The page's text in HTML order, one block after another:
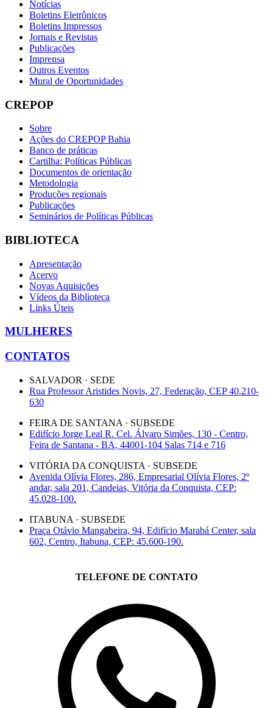
Notícias
Boletins Eletrônicos
Boletins Impressos
Jornais e Revistas
Publicações
Imprensa
Outros Eventos
Mural de Oportunidades
CREPOP
Sobre
Ações do CREPOP Bahia
Banco de práticas
Cartilha: Políticas Públicas
Documentos de orientação
Metodologia
Produções regionais
Publicações
Seminários de Políticas Públicas
BIBLIOTECA
Apresentação
Acervo
Novas Aquisições
Vídeos da Biblioteca
Links Úteis
MULHERES
CONTATOS
SALVADOR · SEDE
Rua Professor Aristides Novis, 27, Federação, CEP 40.210-
630
FEIRA DE SANTANA · SUBSEDE
Edifício Jorge Leal R. Cel. Álvaro Simões, 130 - Centro,
Feira de Santana - BA, 44001-104 Salas 714 e 716
VITÓRIA DA CONQUISTA · SUBSEDE
Avenida Olívia Flores, 286, Empresarial Olívia Flores, 2º
andar, sala 201, Candeias, Vitória da Conquista, CEP:
45.028-100.
ITABUNA · SUBSEDE
Praça Otávio Mangabeira, 94, Edifício Marabá Center, sala
602, Centro, Itabuna, CEP: 45.600-190.
TELEFONE DE CONTATO